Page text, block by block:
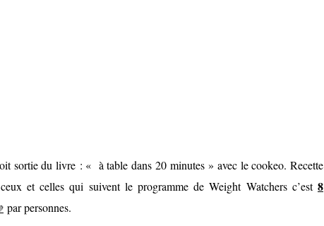
sortie du livre : « à table dans 20 minutes » avec le cookeo. Recette
et celles qui suivent le programme de Weight Watchers c’est 8
par personnes.